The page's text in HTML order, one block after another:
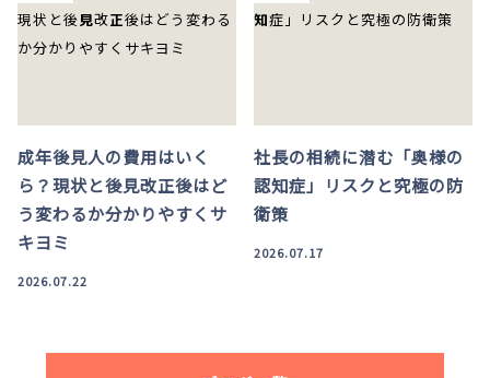
成年後見人の費用はいく
ら？現状と後見改正後はど
う変わるか分かりやすくサ
キヨミ
2026.07.22
社長の相続に潜む「奥様の
認知症」リスクと究極の防
衛策
2026.07.17